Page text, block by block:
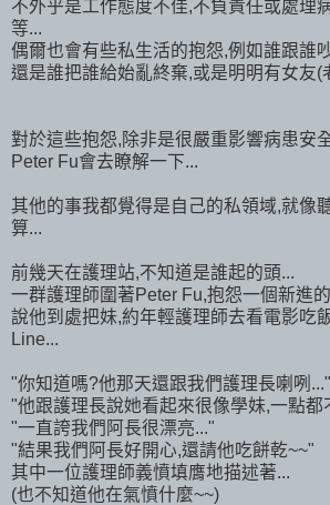
不外乎是工作態度不佳,不負責任或處理
等...
偶爾也會有些私生活的抱怨,例如誰跟誰
還是誰把誰給始亂終棄,或是明明有女友(
對於這些抱怨,除非是很嚴重影響病患安
Peter Fu會去瞭解一下...
其他的事我都覺得是自己的私領域,就像
算...
前幾天在護理站,不知道是誰起的頭...
一群護理師圍著Peter Fu,抱怨一個新進
說他到處把妹,約年輕護理師去看電影吃
Line...
"你知道嗎?他那天還跟我們護理長喇咧..."
"他跟護理長說她看起來很像學妹,一點都
"一直誇我們阿長很漂亮..."
"結果我們阿長好開心,還請他吃餅乾~~"
其中一位護理師義憤填膺地描述著...
(也不知道他在氣憤什麼~~)